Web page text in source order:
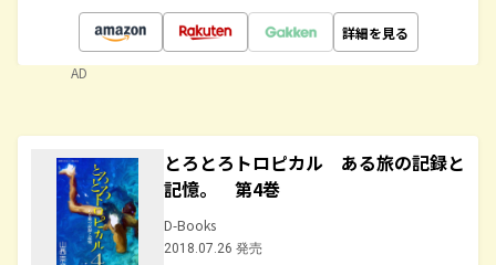
詳細を見る
AD
とろとろトロピカル ある旅の記録と
記憶。 第4巻
D-Books
2018.07.26 発売